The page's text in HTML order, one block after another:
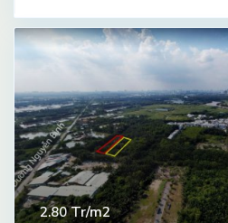
2.80Tr/m2